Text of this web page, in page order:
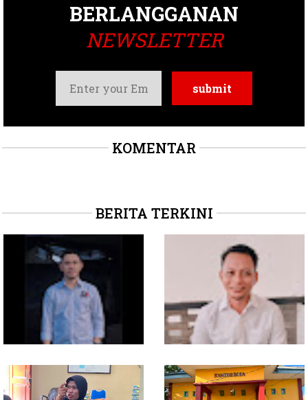
BERLANGGANAN
NEWSLETTER
KOMENTAR
BERITA TERKINI
Soal Intervensi Politik,
Dituding Jadikan